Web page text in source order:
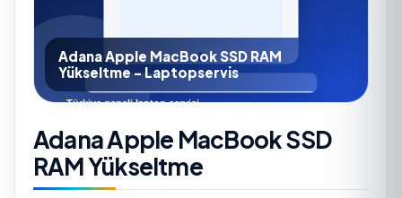
Adana Apple MacBook SSD RAM
Yükseltme - Laptopservis
Adana Apple MacBook SSD
RAM Yükseltme